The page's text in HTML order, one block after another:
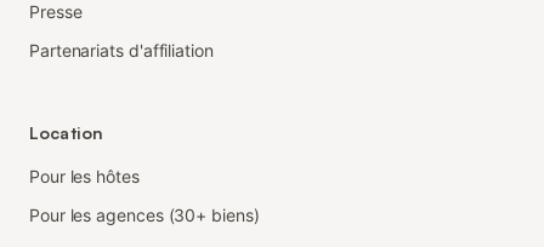
Presse
Partenariats d'affiliation
Location
Pour les hôtes
Pour les agences (30+ biens)